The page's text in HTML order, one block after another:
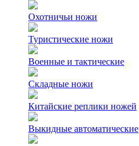
Охотничьи ножи
Туристические ножи
Военные и тактические
Складные ножи
Китайские реплики ножей
Выкидные автоматические